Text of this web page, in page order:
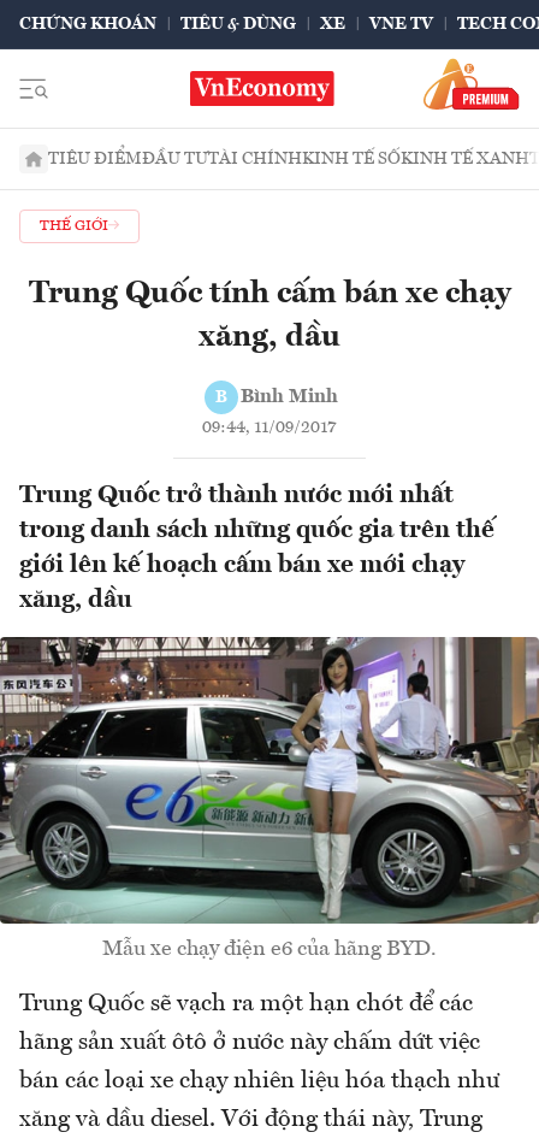
CHỨNG KHOÁN TIÊU & DÙNG XE VNE TV TECH
TIÊU ĐIỂMĐẦU TƯTÀI CHÍNHKINH TẾ SỐKINH TẾ XANH
THẾ GIỚI
Trung Quốc tính cấm bán xe chạy
xăng, dầu
B Bình Minh
09:44, 11/09/2017
Trung Quốc trở thành nước mới nhất
trong danh sách những quốc gia trên thế
giới lên kế hoạch cấm bán xe mới chạy
xăng, dầu
Mẫu xe chạy điện e6 của hãng BYD.
Trung Quốc sẽ vạch ra một hạn chót để các
hãng sản xuất ôtô ở nước này chấm dứt việc
bán các loại xe chạy nhiên liệu hóa thạch như
xăng và dầu diesel. Với động thái này, Trung